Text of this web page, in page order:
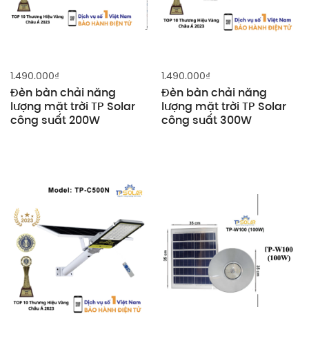
1.490.000₫
Đèn bàn chải năng
lượng mặt trời TP Solar
công suất 200W
1.490.000₫
Đèn bàn chải năng
lượng mặt trời TP Solar
công suất 300W